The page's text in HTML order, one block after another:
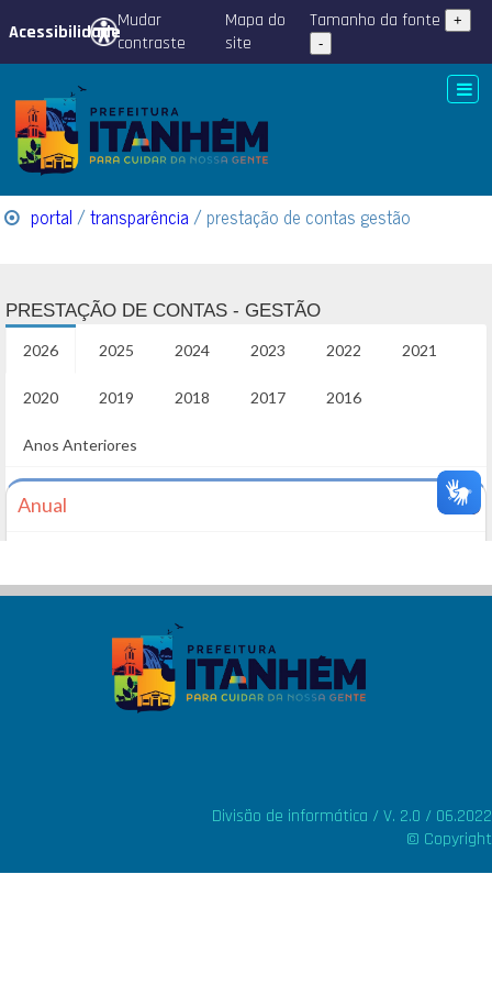
AcessibilidadeMudar
contraste
Mapa do
site
Tamanho da fonte
+
-
portal/transparência/ prestação de contas gestão
Divisão de informática / V. 2.0 / 06.2022
© Copyright